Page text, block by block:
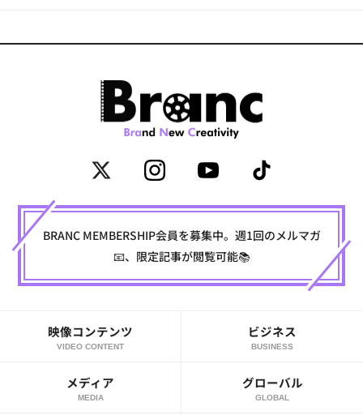
BRANC MEMBERSHIP会員を募集中。週1回のメルマガ
📧、限定記事が閲覧可能📚
映像コンテンツ
VIDEO CONTENT
ビジネス
BUSINESS
メディア
MEDIA
グローバル
GLOBAL